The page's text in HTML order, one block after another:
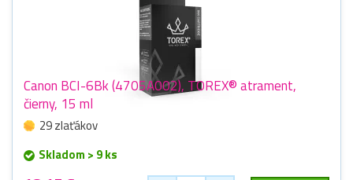
Canon BCI-6Bk (4705A002), TOREX® atrament,
čierny, 15 ml
29 zlaťákov
Skladom > 9 ks